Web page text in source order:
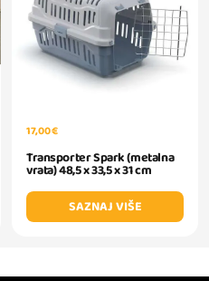
17,00 €
Transporter Spark (metalna
vrata) 48,5 x 33,5 x 31 cm
SAZNAJ VIŠE